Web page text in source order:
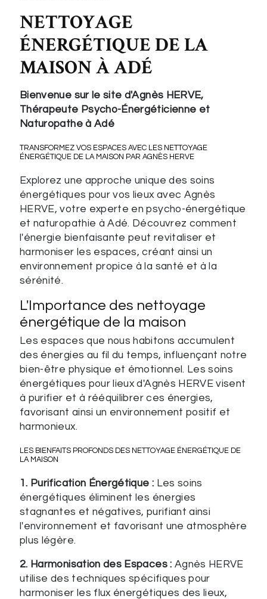
NETTOYAGE
ÉNERGÉTIQUE DE LA
MAISON À ADÉ
Bienvenue sur le site d'Agnès HERVE,
Thérapeute Psycho-Énergéticienne et
Naturopathe à Adé
TRANSFORMEZ VOS ESPACES AVEC LES NETTOYAGE
ÉNERGÉTIQUE DE LA MAISON PAR AGNÈS HERVE
Explorez une approche unique des soins
énergétiques pour vos lieux avec Agnès
HERVE, votre experte en psycho-énergétique
et naturopathie à Adé. Découvrez comment
l'énergie bienfaisante peut revitaliser et
harmoniser les espaces, créant ainsi un
environnement propice à la santé et à la
sérénité.
L'Importance des nettoyage
énergétique de la maison
Les espaces que nous habitons accumulent
des énergies au fil du temps, influençant notre
bien-être physique et émotionnel. Les soins
énergétiques pour lieux d'Agnès HERVE visent
à purifier et à rééquilibrer ces énergies,
favorisant ainsi un environnement positif et
harmonieux.
LES BIENFAITS PROFONDS DES NETTOYAGE ÉNERGÉTIQUE DE
LA MAISON
1. Purification Énergétique : Les soins
énergétiques éliminent les énergies
stagnantes et négatives, purifiant ainsi
l'environnement et favorisant une atmosphère
plus légère.
2. Harmonisation des Espaces : Agnès HERVE
utilise des techniques spécifiques pour
harmoniser les flux énergétiques des lieux,